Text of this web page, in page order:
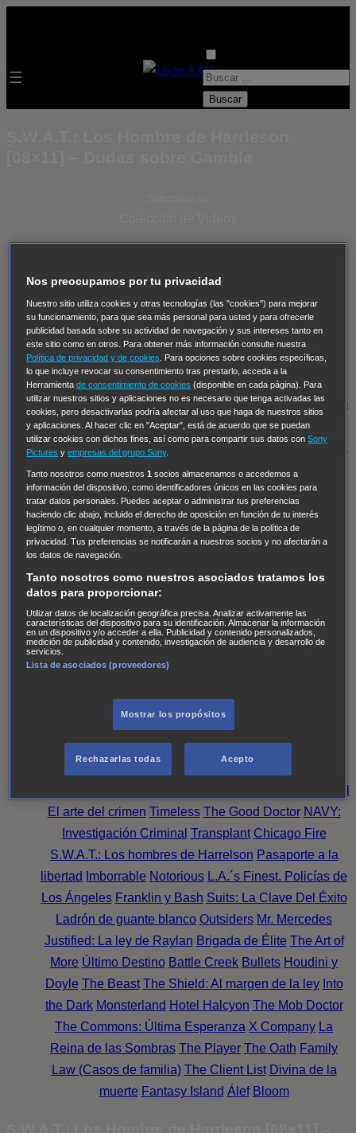
B
Operación: Huracán
Thomas, el ojo del FBI Pan Am Dawson crece
Insomnia
El Guardián The Blacklist
Cinco en familia
Hudson & Rex Diez libras y un sueño Mr Loverman
Regreso al futuro III NUEVE CUERPOS Los últimos
caballeros Tormenta infinita Sing Street Cobra Kai
Tom
y Lola High Country Los casos de Susan Ryeland:
Moonflower Murders Twisted Metal Mentes Criminales:
Terapia de Choque
Los Misterios de
Hailey Dean Without Sin: Libre de Culpa Morbius
NCIS: Nueva Orleans Pandora En fuera de juego
The Shield: Al margen de la ley Duplicated Preacher
The Killing Kind
Chicago Fire Monarch Circuito cerradoAlert: Unidad
de personas desaparecidas
Ladrón de guante blanco Hannibal Daños y Perjuicios
AXN Masters of Sex Three PinesAccused CarterAlice
Nevers Crossing Lines
Magpie Murders
Coyote
Noche Wild Bill Mentes Criminales Candice Renoir
El arte del crimen Timeless The Good Doctor NAVY:
Investigación Criminal Transplant Chicago Fire
S.W.A.T.: Los hombres de Harrelson Pasaporte a la
libertad
Imborrable Notorious L.A.´s Finest. Policías de
Los Ángeles Franklin y Bash Suits: La Clave Del Éxito
Ladrón de guante blanco Outsiders Mr. Mercedes
Justified: La ley de Raylan Brigada de Élite The Art of
More Último Destino Battle Creek Bullets Houdini y
Doyle The Beast The Shield: Al margen de la ley Into
the Dark Monsterland Hotel Halcyon The Mob Doctor
The Commons: Última Esperanza X Company La
Reina de las Sombras The Player The Oath Family
Law (Casos de familia) The Client List Divina de la
muerte Fantasy Island Álef Bloom
Nos preocupamos por tu privacidad
Nuestro sitio utiliza cookies y otras tecnologías (las "cookies") para mejorar
su funcionamiento, para que sea más personal para usted y para ofrecerle
publicidad basada sobre su actividad de navegación y sus intereses tanto en
este sitio como en otros. Para obtener más información consulte nuestra
Política de privacidad y de cookies
. Para opciones sobre cookies específicas,
lo que incluye revocar su consentimiento tras prestarlo, acceda a la
Herramientade consentimiento de cookies (disponible en cada página). Para
utilizar nuestros sitios y aplicaciones no es necesario que tenga activadas las
cookies, pero desactivarlas podría afectar al uso que haga de nuestros sitios
y aplicaciones. Al hacer clic en "Aceptar", está de acuerdo que se puedan
utilizar cookies con dichos fines, así como para compartir sus datos conSony
Pictures yempresas del grupo Sony.
Tanto nosotros como nuestros1 socios almacenamos o accedemos a
información del dispositivo, como identificadores únicos en las cookies para
tratar datos personales. Puedes aceptar o administrar tus preferencias
haciendo clic abajo, incluido el derecho de oposición en función de tu interés
legítimo o, en cualquier momento, a través de la página de la política de
privacidad. Tus preferencias se notificarán a nuestros socios y no afectarán a
los datos de navegación.
Tanto nosotros como nuestros asociados tratamos los
datos para proporcionar:
Utilizar datos de localización geográfica precisa. Analizar activamente las
características del dispositivo para su identificación. Almacenar la información
en un dispositivo y/o acceder a ella. Publicidad y contenido personalizados,
medición de publicidad y contenido, investigación de audiencia y desarrollo de
servicios.
Lista de asociados (proveedores)
Mostrar los propósitos
Rechazarlas todas Acepto